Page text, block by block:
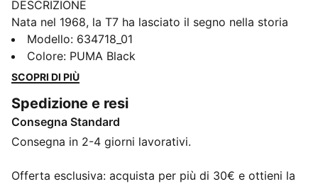
DESCRIZIONE
Nata nel 1968, la T7 ha lasciato il segno nella storia
dello streetwear. Con i suoi caratteristici pannelli
laterali, le linee pulite e l'inconfondibile DNA PUMA, la
T7 ha raggiunto lo status di icona. Questa stagione
di colori audaci, vestibilità comode e cropped e un
logo PUMA Cat oversize per un tocco di carattere in
più. Questa giacca sportiva sfoggia i classici dettagli
CARATTERISTICHE + VANTAGGI
Modello: 634718_01
Colore: PUMA Black
SCOPRI DI PIÙ
Spedizione e resi
Consegna Standard
Consegna in 2-4 giorni lavorativi.
Offerta esclusiva: acquista per più di 30€ e ottieni la